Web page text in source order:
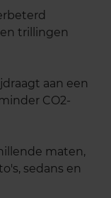
trillingen
aan een
CO2-
maten,
sedans en